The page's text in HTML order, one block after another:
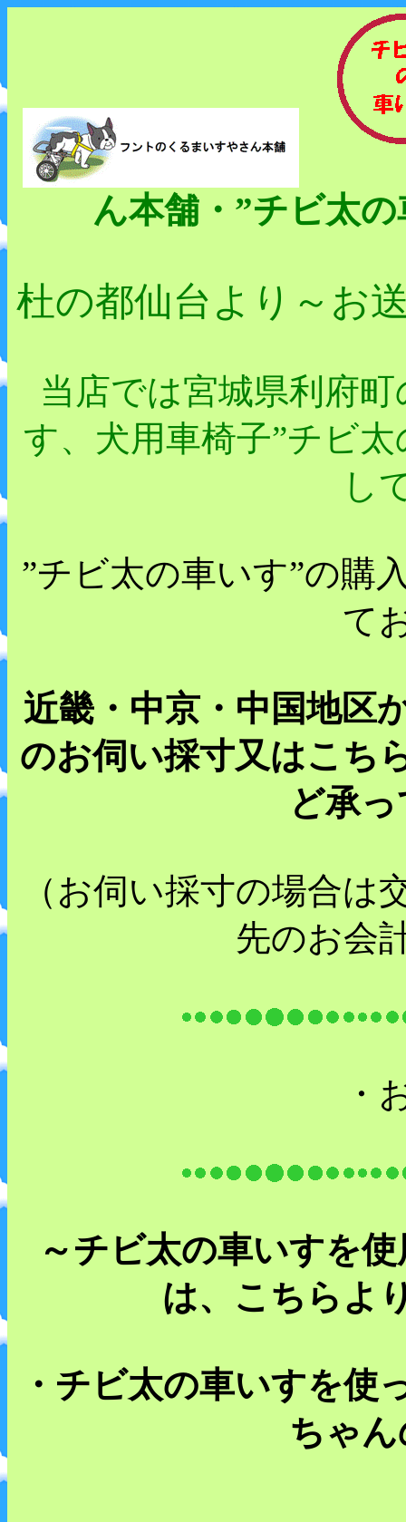
ん本舗・”チビ太
杜の都仙台より～お
当店では宮城県利府
す、犬用車椅子”チビ
し
”チビ太の車いす”の購
て
近畿・中京・中国地区
のお伺い採寸又はこち
ど承
（お伺い採寸の場合
先のお会
・
～チビ太の車いすを
は、こちらよ
・チビ太の車いすを使
ちゃ